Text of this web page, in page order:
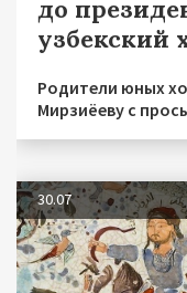
до
узбекский
Родители юных
Мирзиёеву с
30.07